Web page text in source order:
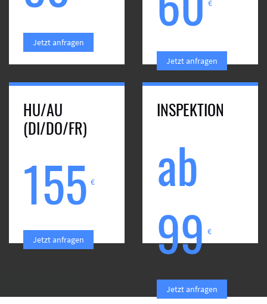
Jetzt anfragen
€
Jetzt anfragen
HU/AU
(DI/DO/FR)
155 €
Jetzt anfragen
INSPEKTION
ab
99 €
Jetzt anfragen